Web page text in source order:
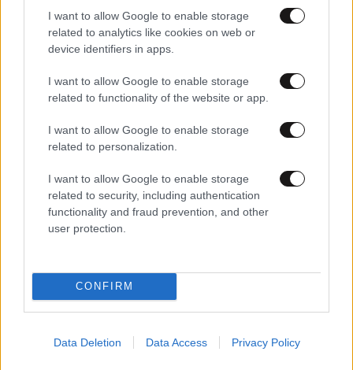
I want to allow Google to enable storage
related to analytics like cookies on web or
device identifiers in apps.
I want to allow Google to enable storage
related to functionality of the website or app.
I want to allow Google to enable storage
related to personalization.
I want to allow Google to enable storage
related to security, including authentication
functionality and fraud prevention, and other
user protection.
CONFIRM
Data Deletion Data Access Privacy Policy
Ο άνθρωπος που περπάτησε ανάμεσα στους
Δίδυμους Πύργους χωρίς δίχτυ προστασίας -
Το «καλλιτεχνικό έγκλημα του αιώνα»